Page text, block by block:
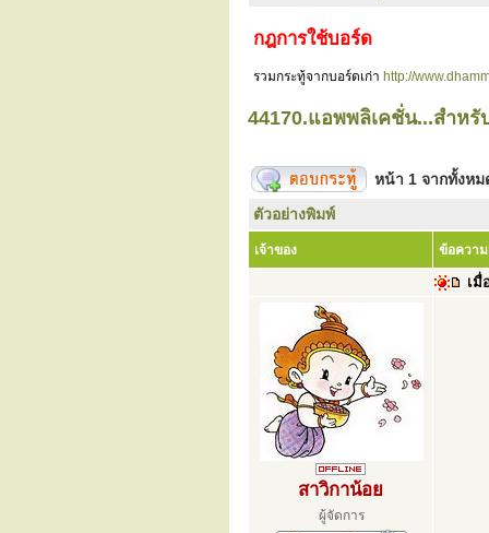
กฎการใช้บอร์ด
รวมกระทู้จากบอร์ดเก่า http://
44170.แอพพลิเคชั่น...สำห
หน้า 1 จากทั้งห
ตัวอย่างพิมพ์
เจ้าของ ข้อความ
เมื่
สาวิกาน้อย
ผู้จัดการ